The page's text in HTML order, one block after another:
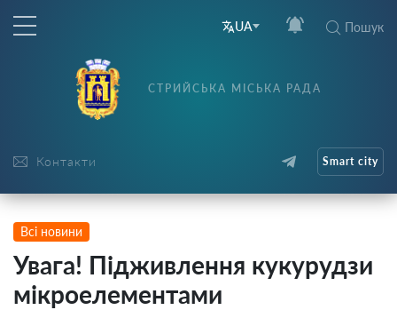
UA Пошук
Контакти
СТРИЙСЬКА МІСЬКА РАДА
Smart city
Всі новини
Увага! Підживлення кукурудзи
мікроелементами